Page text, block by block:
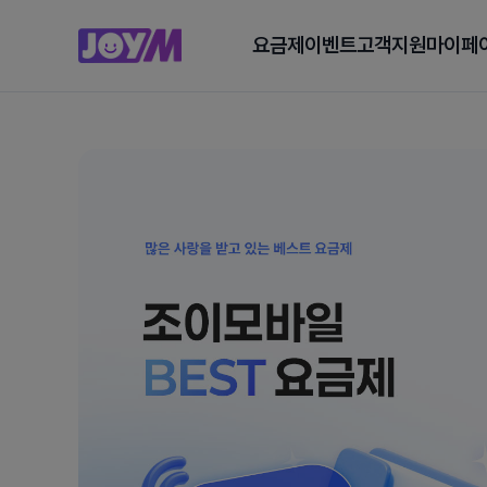
요금제 이벤트고객지원마이페